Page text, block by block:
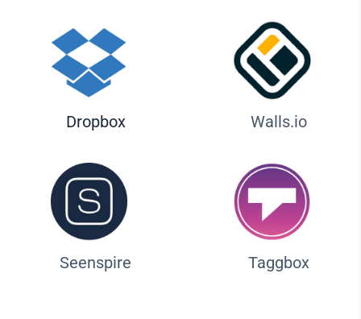
Dropbox Walls.io
Seenspire Taggbox